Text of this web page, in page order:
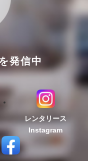
発信中
レンタリース
Instagram